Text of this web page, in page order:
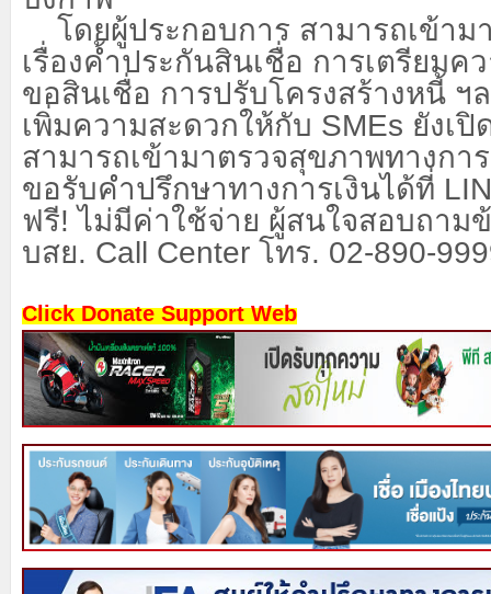
โดยผู้ประกอบการ สามารถเข้า
เรื่องค้ำประกันสินเชื่อ การเตรียมค
ขอสินเชื่อ การปรับโครงสร้างหนี้ ฯ
เพิ่มความสะดวกให้กับ SMEs ยังเปิ
สามารถเข้ามาตรวจสุขภาพทางกา
ขอรับคำปรึกษาทางการเงินได้ที่
ฟรี! ไม่มีค่าใช้จ่าย ผู้สนใจสอบถาม
บสย. Call Center โทร. 02-890-
Click Donate Support Web